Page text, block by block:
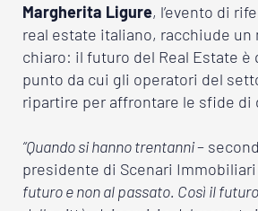
Margherita Ligure, l’evento di
real estate italiano, racchiude un
chiaro: il futuro del Real Estate è
punto da cui gli operatori del
ripartire per affrontare le sfide di
“Quando si hanno trentanni–
presidente di Scenari Immobiliari
futuro e non al passato. Così il